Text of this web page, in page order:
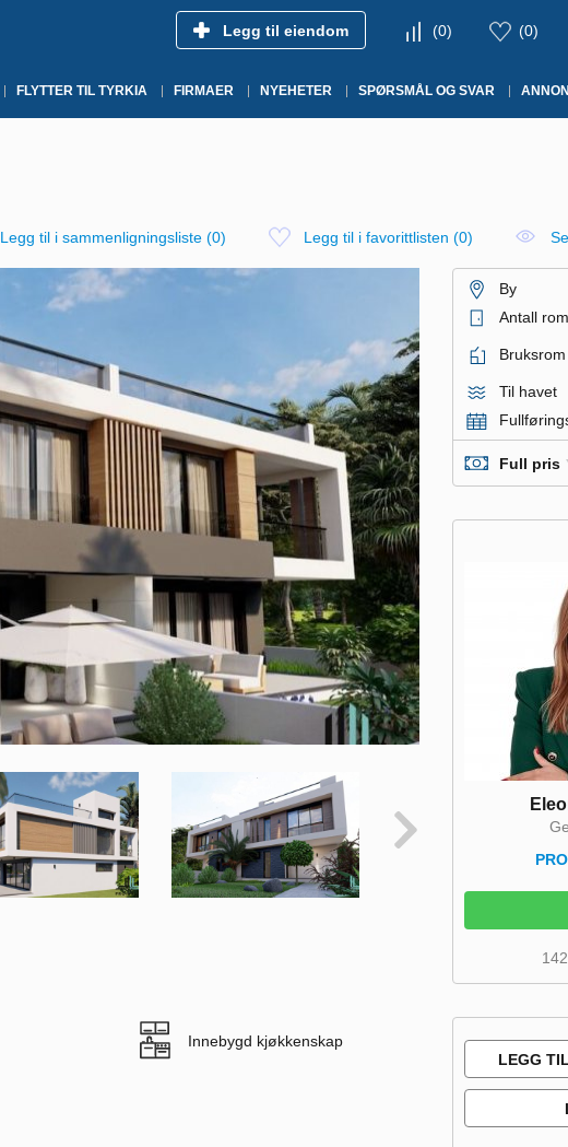
Legg til eiendom (0) (0)
FLYTTER TIL TYRKIA FIRMAER NYEHETER SPØRSMÅL OG SVAR
Legg til i sammenligningsliste (0) Legg til i favorittlisten (0)
Innebygd kjøkkenskap
By
Antall rom
Bruksrom
Til havet
Full pris
LEGG